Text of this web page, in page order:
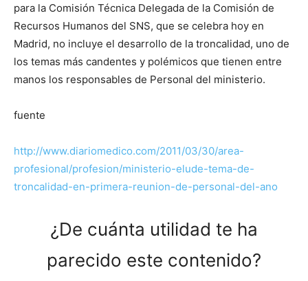
para la Comisión Técnica Delegada de la Comisión de
Recursos Humanos del SNS, que se celebra hoy en
Madrid, no incluye el desarrollo de la troncalidad, uno de
los temas más candentes y polémicos que tienen entre
manos los responsables de Personal del ministerio.
fuente
http://www.diariomedico.com/2011/03/30/area-
profesional/profesion/ministerio-elude-tema-de-
troncalidad-en-primera-reunion-de-personal-del-ano
¿De cuánta utilidad te ha
parecido este contenido?